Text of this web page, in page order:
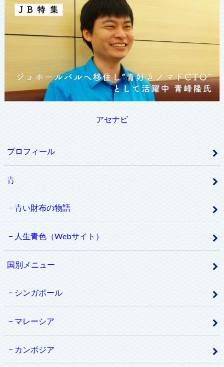
アセナビ
プロフィール
青
青い財布の物語
人生青色（Webサイト）
国別メニュー
シンガポール
マレーシア
カンボジア